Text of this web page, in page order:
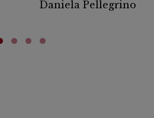
Daniela Pellegrino